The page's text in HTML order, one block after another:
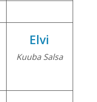
Elvi
Kuuba Salsa